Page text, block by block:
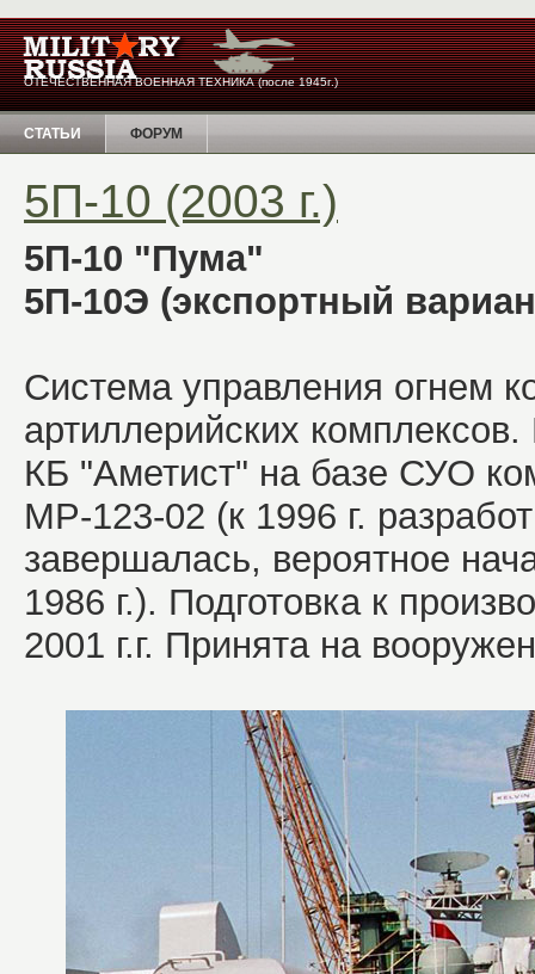
ОТЕЧЕСТВЕННАЯ ВОЕННАЯ ТЕХНИКА (после 1945г.)
СТАТЬИ ФОРУМ
5П-10 (2003 г.)
5П-10 "Пума"
5П-10Э (экспортный
Система управления огнем
артиллерийских
КБ "Аметист" на базе СУО
МР-123-02 (к 1996 г.
завершалась, вероятное
1986 г.). Подготовка к
2001 г.г. Принята на